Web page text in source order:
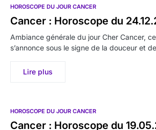
HOROSCOPE DU JOUR CANCER
Cancer : Horoscope du
Ambiance générale du jour Cher Cancer,
s’annonce sous le signe de la douceur et
Lire plus
HOROSCOPE DU JOUR CANCER
Cancer : Horoscope du